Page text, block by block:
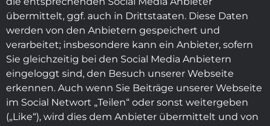
übermittelt, ggf. auch in Drittstaaten. Diese Daten
werden von den Anbietern gespeichert und
verarbeitet; insbesondere kann ein Anbieter, sofern
Sie gleichzeitig bei den Social Media Anbietern
eingeloggt sind, den Besuch unserer Webseite
erkennen. Auch wenn Sie Beiträge unserer Webseite
im Social Networt „Teilen“ oder sonst weitergeben
(„Like“), wird dies dem Anbieter übermittelt und von